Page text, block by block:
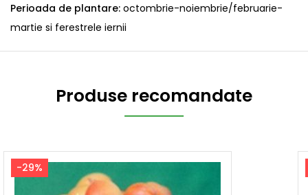
Perioada de plantare: octombrie-noiembrie/februarie-
martie si ferestrele iernii
Produse recomandate
-29%